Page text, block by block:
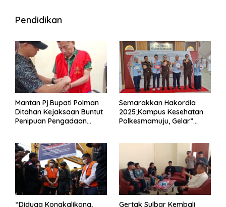
Pendidikan
Mantan Pj.Bupati Polman
Ditahan Kejaksaan Buntut
Penipuan Pengadaan
Semarakkan Hakordia
2025;Kampus Kesehatan
Polkesmamuju, Gelar”
“Diduga Kongkalikong, Gertak Sulbar Kembali